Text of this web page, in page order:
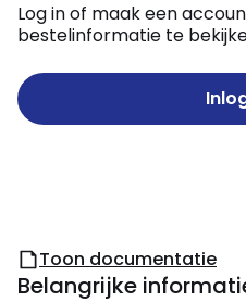
Log in of maak een
bestelinformatie te
Toon documentatie
Belangrijke